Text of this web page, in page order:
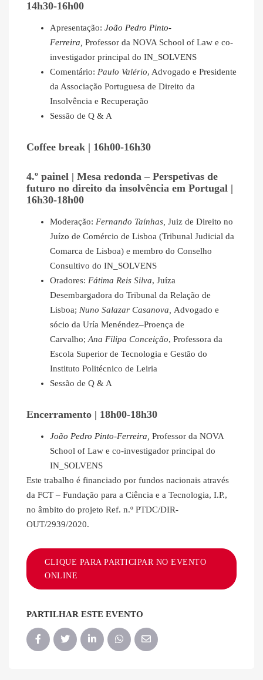
14h30-16h00
Apresentação: João Pedro Pinto-
Ferreira, Professor da NOVA School of Law e co-
investigador principal do IN_SOLVENS
Comentário: Paulo Valério, Advogado e Presidente
da Associação Portuguesa de Direito da
Insolvência e Recuperação
Sessão de Q & A
Coffee break | 16h00-16h30
4.º painel | Mesa redonda – Perspetivas de
futuro no direito da insolvência em Portugal |
16h30-18h00
Moderação: Fernando Taínhas, Juiz de Direito no
Juízo de Comércio de Lisboa (Tribunal Judicial da
Comarca de Lisboa) e membro do Conselho
Consultivo do IN_SOLVENS
Oradores: Fátima Reis Silva, Juíza
Desembargadora do Tribunal da Relação de
Lisboa; Nuno Salazar Casanova, Advogado e
sócio da Uría Menéndez–Proença de
Carvalho;Ana Filipa Conceição, Professora da
Escola Superior de Tecnologia e Gestão do
Instituto Politécnico de Leiria
Sessão de Q & A
Encerramento | 18h00-18h30
João Pedro Pinto-Ferreira, Professor da NOVA
School of Law e co-investigador principal do
IN_SOLVENS
Este trabalho é financiado por fundos nacionais através
da FCT – Fundação para a Ciência e a Tecnologia, I.P.,
no âmbito do projeto Ref. n.º PTDC/DIR-
OUT/2939/2020.
CLIQUE PARA PARTICIPAR NO EVENTO
ONLINE
PARTILHAR ESTE EVENTO